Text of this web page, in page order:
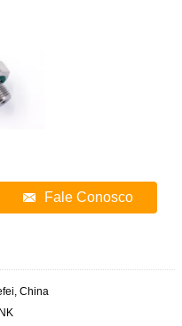
Fale Conosco
China